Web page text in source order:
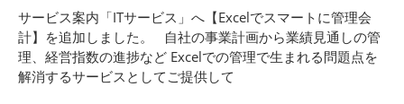
サービス案内「ITサービス」へ【Excelでスマートに管理会
計】を追加しました。 自社の事業計画から業績見通しの管
理、経営指数の進捗など Excelでの管理で生まれる問題点を
解消するサービスとしてご提供して